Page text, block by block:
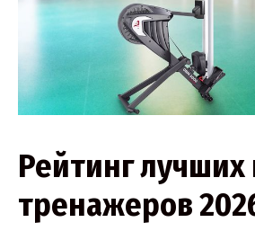
Рейтинг
тренажеров